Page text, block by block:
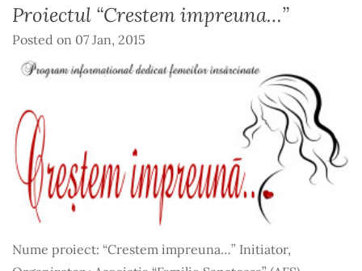
Proiectul “Crestem impreuna…”
Posted on 07 Jan, 2015
Nume proiect: “Crestem impreuna…” Initiator,